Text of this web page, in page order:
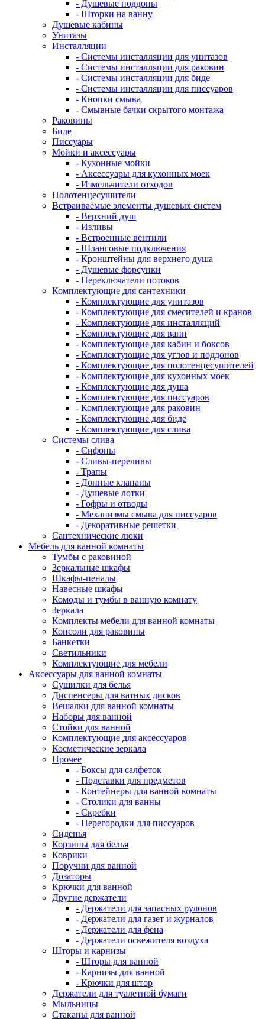
- Душевые поддоны
- Шторки на ванну
Душевые кабины
Унитазы
Инсталляции
- Системы инсталляции для унитазов
- Системы инсталляции для раковин
- Системы инсталляции для биде
- Системы инсталляции для писсуаров
- Кнопки смыва
- Смывные бачки скрытого монтажа
Раковины
Биде
Писсуары
Мойки и аксессуары
- Кухонные мойки
- Аксессуары для кухонных моек
- Измельчители отходов
Полотенцесушители
Встраиваемые элементы душевых систем
- Верхний душ
- Изливы
- Встроенные вентили
- Шланговые подключения
- Кронштейны для верхнего душа
- Душевые форсунки
- Переключатели потоков
Комплектующие для сантехники
- Комплектующие для унитазов
- Комплектующие для смесителей и кранов
- Комплектующие для инсталляций
- Комплектующие для ванн
- Комплектующие для кабин и боксов
- Комплектующие для углов и поддонов
- Комплектующие для полотенцесушителей
- Комплектующие для кухонных моек
- Комплектующие для душа
- Комплектующие для писсуаров
- Комплектующие для раковин
- Комплектующие для биде
- Комплектующие для слива
Системы слива
- Сифоны
- Сливы-переливы
- Трапы
- Донные клапаны
- Душевые лотки
- Гофры и отводы
- Механизмы смыва для писсуаров
- Декоративные решетки
Сантехнические люки
Мебель для ванной комнаты
Тумбы с раковиной
Зеркальные шкафы
Шкафы-пеналы
Навесные шкафы
Комоды и тумбы в ванную комнату
Зеркала
Комплекты мебели для ванной комнаты
Консоли для раковины
Банкетки
Светильники
Комплектующие для мебели
Аксессуары для ванной комнаты
Сушилки для белья
Диспенсеры для ватных дисков
Вешалки для ванной комнаты
Наборы для ванной
Стойки для ванной
Комплектующие для аксессуаров
Косметические зеркала
Прочее
- Боксы для салфеток
- Подставки для предметов
- Контейнеры для ванной комнаты
- Столики для ванны
- Скребки
- Перегородки для писсуаров
Сиденья
Корзины для белья
Коврики
Поручни для ванной
Дозаторы
Крючки для ванной
Другие держатели
- Держатели для запасных рулонов
- Держатели для газет и журналов
- Держатели для фена
- Держатели освежителя воздуха
Шторы и карнизы
- Шторы для ванной
- Карнизы для ванной
- Крючки для штор
Держатели для туалетной бумаги
Мыльницы
Стаканы для ванной